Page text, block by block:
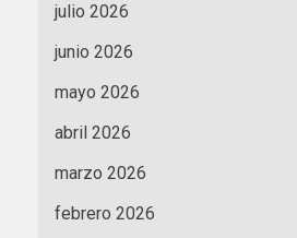
julio 2026
junio 2026
mayo 2026
abril 2026
marzo 2026
febrero 2026